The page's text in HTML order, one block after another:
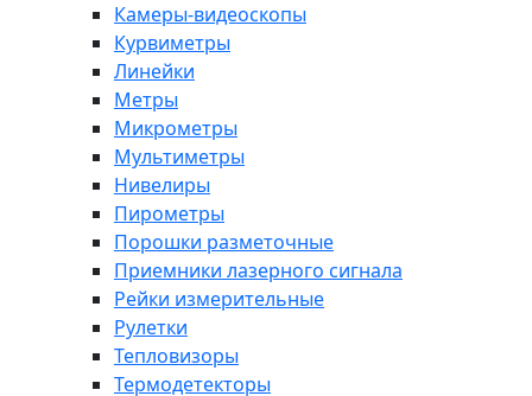
Камеры-видеоскопы
Курвиметры
Линейки
Метры
Микрометры
Мультиметры
Нивелиры
Пирометры
Порошки разметочные
Приемники лазерного сигнала
Рейки измерительные
Рулетки
Тепловизоры
Термодетекторы